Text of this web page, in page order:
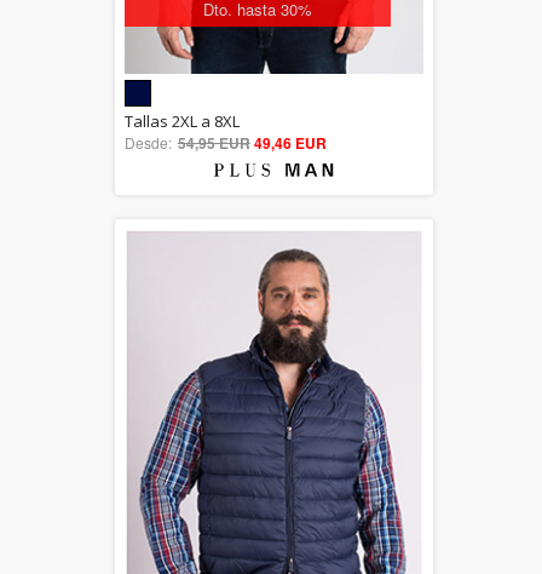
Dto. hasta 30%
5.00
out of 5
Tallas 2XL a 8XL
Desde: 54,95 EUR49,46 EUR